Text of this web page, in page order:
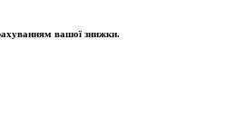
вашої знижки.